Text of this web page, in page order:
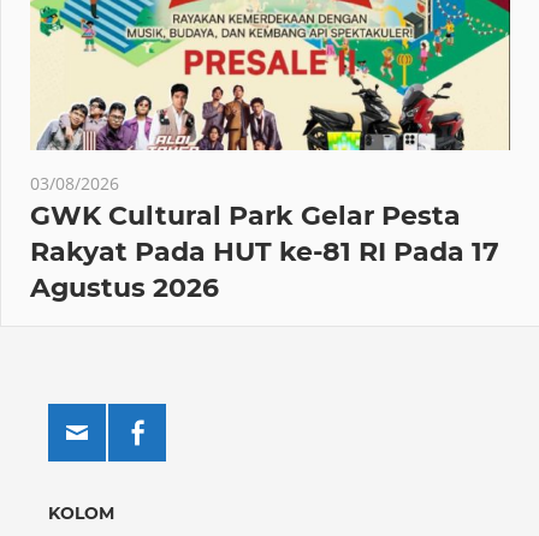
03/08/2026
GWK Cultural Park Gelar Pesta
Rakyat Pada HUT ke-81 RI Pada 17
Agustus 2026
KOLOM